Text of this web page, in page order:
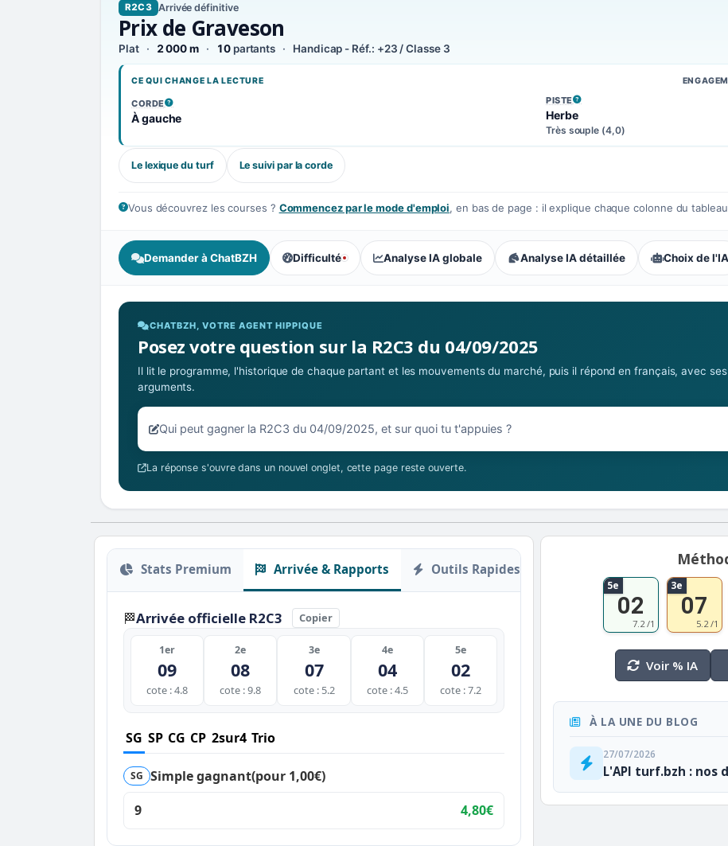
R2C3 Arrivée définitive
Prix de Graveson
Plat 2 000 m 10partants Handicap - Réf.: +23 / Classe 3
CE QUI CHANGE LA LECTURE
CORDE
, VOIR LA DÉFINITION
À gauche
PISTE
, VOIR LA DÉFINITION
Herbe
Très souple (4,0)
Le lexique du turf Le suivi par la corde
Vous découvrez les courses ? Commencez par le mode d'emploi, en bas de page : il explique chaque colonne du
Demander à ChatBZH Difficulté
, tendance des parieurs : Extrême
Analyse IA globale Analyse IA détaillée Choix de l'IA
CHATBZH, VOTRE AGENT HIPPIQUE
Posez votre question sur la R2C3 du 04/09/2025
Il lit le programme, l'historique de chaque partant et les mouvements du marché, puis il répond en français, avec ses
arguments.
Votre question sur la R2C3 du 04/09/2025
La réponse s'ouvre dans un nouvel onglet, cette page reste ouverte.
Stats Premium Arrivée & Rapports Outils Rapides
🏁Arrivée officielle R2C3 Copier
1er
09
cote : 4.8
2e
08
cote : 9.8
3e
07
cote : 5.2
4e
04
cote : 4.5
5e
02
cote : 7.2
SG SP CG CP 2sur4 Trio
SG Simple gagnant(pour 1,00€)
9
4,80€
5e
02
7.2 /1
3e
07
5.2 /1
Voir % IA
À LA UNE DU BLOG
27/07/2026
L'API turf.bzh : nos